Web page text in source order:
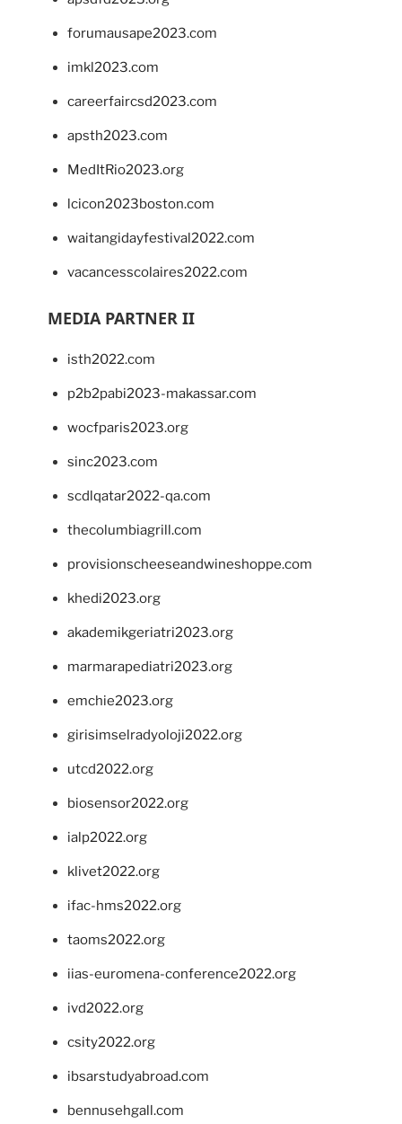
forumausape2023.com
imkl2023.com
careerfaircsd2023.com
apsth2023.com
MedItRio2023.org
lcicon2023boston.com
waitangidayfestival2022.com
vacancesscolaires2022.com
MEDIA PARTNER II
isth2022.com
p2b2pabi2023-makassar.com
wocfparis2023.org
sinc2023.com
scdlqatar2022-qa.com
thecolumbiagrill.com
provisionscheeseandwineshoppe.com
khedi2023.org
akademikgeriatri2023.org
marmarapediatri2023.org
emchie2023.org
girisimselradyoloji2022.org
utcd2022.org
biosensor2022.org
ialp2022.org
klivet2022.org
ifac-hms2022.org
taoms2022.org
iias-euromena-conference2022.org
ivd2022.org
csity2022.org
ibsarstudyabroad.com
bennusehgall.com